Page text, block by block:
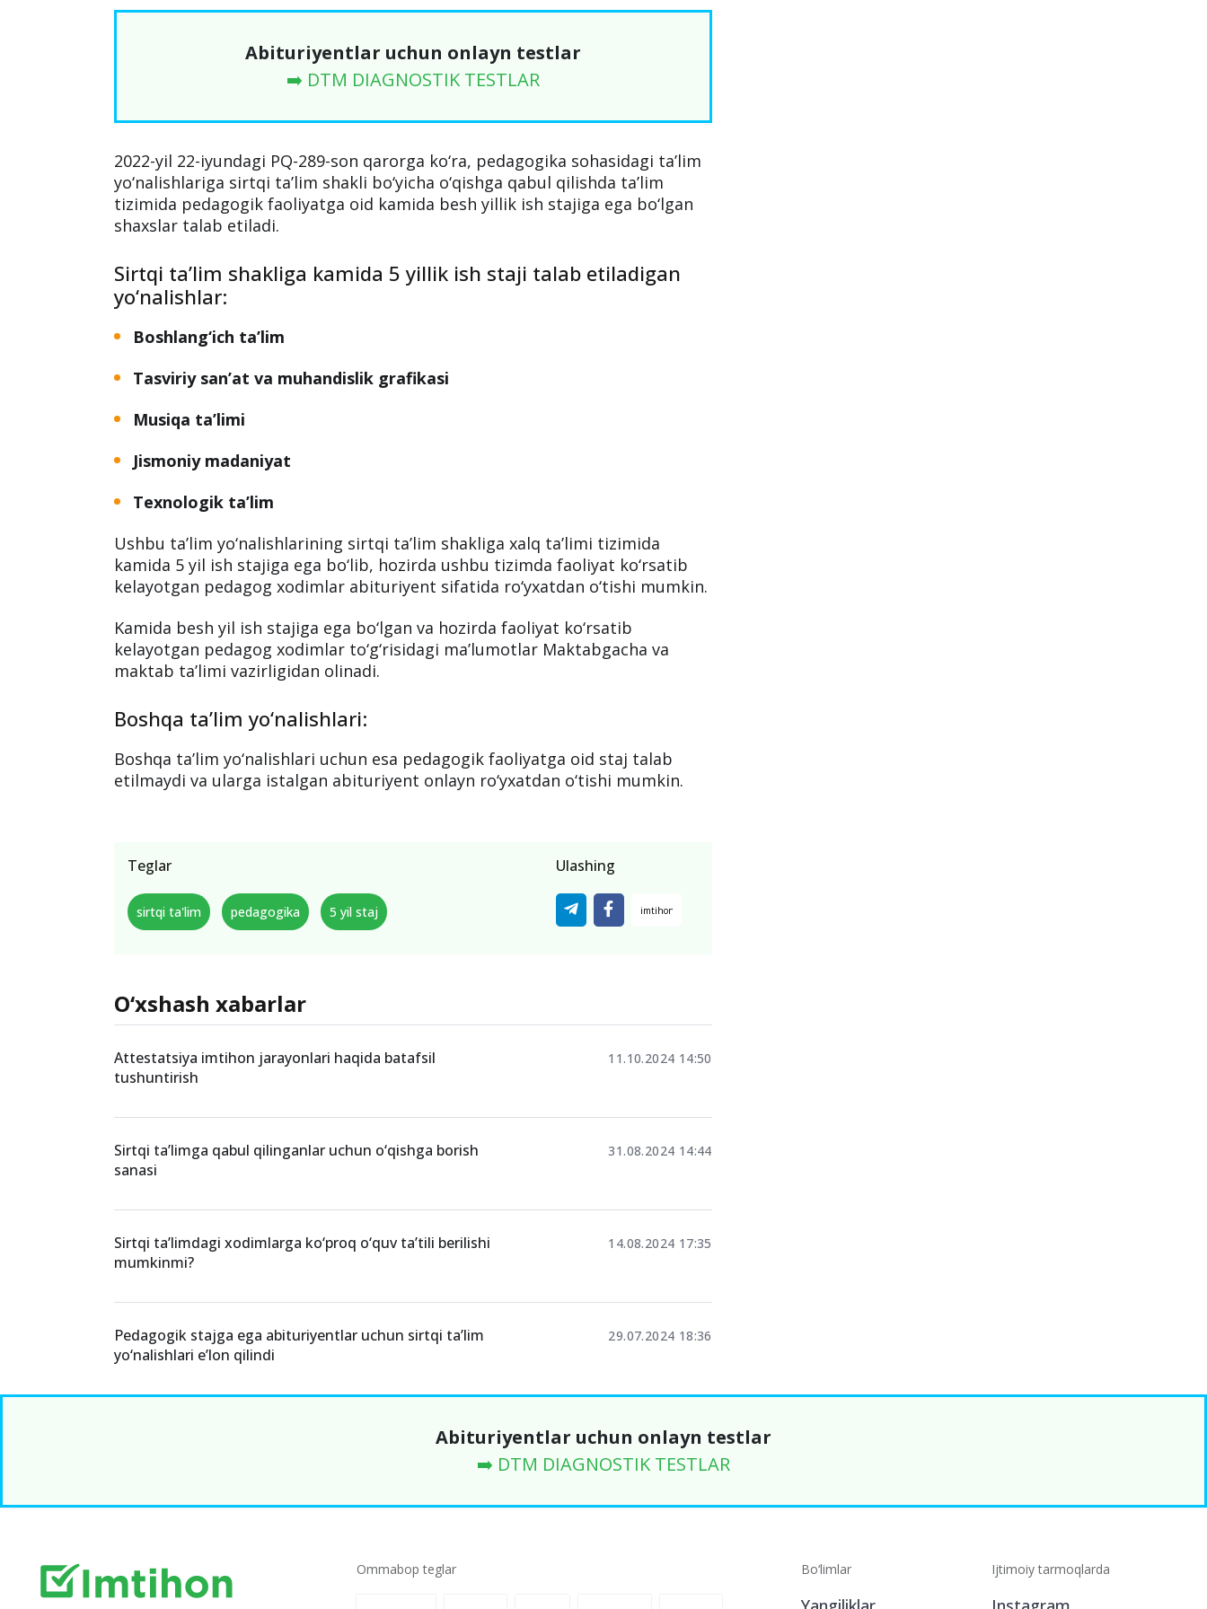
Abituriyentlar uchun onlayn testlar
➡️ DTM DIAGNOSTIK TESTLAR
2022-yil 22-iyundagi PQ-289-son qarorga ko‘ra, pedagogika sohasidagi ta’lim
yo‘nalishlariga sirtqi ta’lim shakli bo‘yicha o‘qishga qabul qilishda ta’lim
tizimida pedagogik faoliyatga oid kamida besh yillik ish stajiga ega bo‘lgan
shaxslar talab etiladi.
Sirtqi ta’lim shakliga kamida 5 yillik ish staji talab etiladigan
yo‘nalishlar:
Boshlang‘ich ta’lim
Tasviriy san’at va muhandislik grafikasi
Musiqa ta’limi
Jismoniy madaniyat
Texnologik ta’lim
Ushbu ta’lim yo‘nalishlarining sirtqi ta’lim shakliga xalq ta’limi tizimida
kamida 5 yil ish stajiga ega bo‘lib, hozirda ushbu tizimda faoliyat ko‘rsatib
kelayotgan pedagog xodimlar abituriyent sifatida ro‘yxatdan o‘tishi mumkin.
Kamida besh yil ish stajiga ega bo‘lgan va hozirda faoliyat ko‘rsatib
kelayotgan pedagog xodimlar to‘g‘risidagi ma’lumotlar Maktabgacha va
maktab ta’limi vazirligidan olinadi.
Boshqa ta’lim yo‘nalishlari:
Boshqa ta’lim yo‘nalishlari uchun esa pedagogik faoliyatga oid staj talab
etilmaydi va ularga istalgan abituriyent onlayn ro‘yxatdan o‘tishi mumkin.
Teglar
sirtqi ta'lim pedagogika 5 yil staj
Ulashing
O‘xshash xabarlar
Attestatsiya imtihon jarayonlari haqida batafsil
tushuntirish
11.10.2024 14:50
Sirtqi ta’limga qabul qilinganlar uchun o‘qishga borish
sanasi
31.08.2024 14:44
Sirtqi ta’limdagi xodimlarga ko‘proq o‘quv ta’tili berilishi
mumkinmi?
14.08.2024 17:35
Pedagogik stajga ega abituriyentlar uchun sirtqi ta’lim
yo‘nalishlari e’lon qilindi
29.07.2024 18:36
Abituriyentlar uchun onlayn testlar
➡️ DTM DIAGNOSTIK TESTLAR
Ommabop teglar Bo‘limlar Ijtimoiy tarmoqlarda